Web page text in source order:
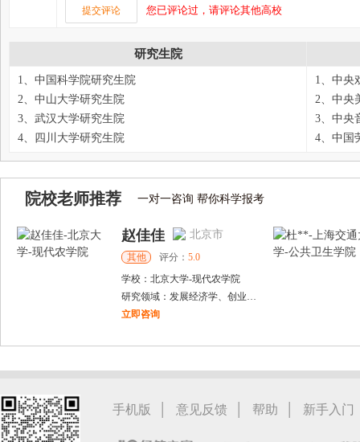
您已评论过，请评论其他高校
研究生院
1、中国科学院研究生院
2、中山大学研究生院
3、武汉大学研究生院
4、四川大学研究生院
1、中央
2、中央
3、中央
4、中国
院校老师推荐 一对一咨询 帮你科学报考
赵佳佳 北京市
其他 评分： 5.0
学校： 北京大学-现代农学院
研究领域： 发展经济学、创业经济学
立即咨询
立即咨询
手机版 | 意见反馈 | 帮助 | 新手入门